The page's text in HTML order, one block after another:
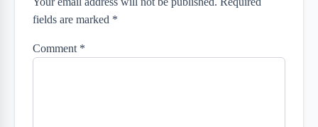
fields are marked *
Comment *